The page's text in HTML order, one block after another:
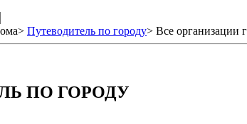
> Путеводитель по городу> Все организации
ПО ГОРОДУ